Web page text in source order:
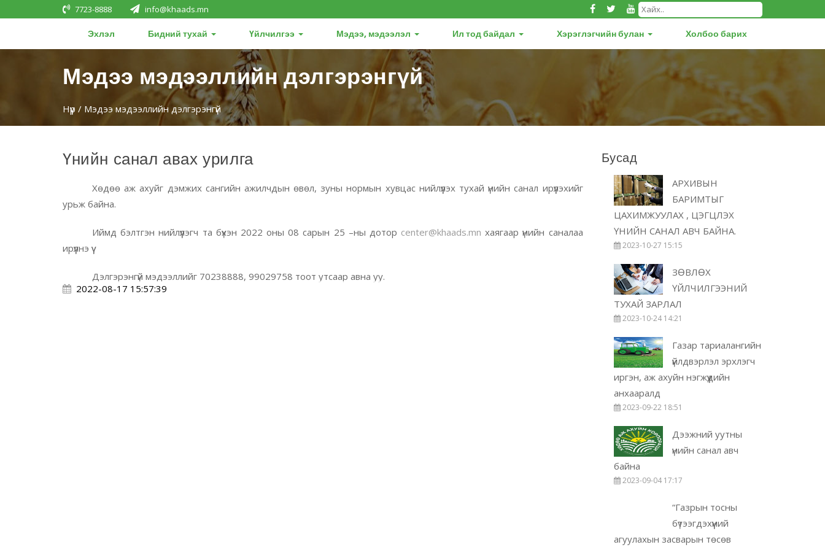
7723-8888 info@khaads.mn
Эхлэл Бидний тухай Үйлчилгээ Мэдээ, мэдээлэл Ил тод байдал Хэрэглэгчийн булан Холбоо барих
Мэдээ мэдээллийн дэлгэрэнгүй
Нүүр / Мэдээ мэдээллийн дэлгэрэнгүй
Үнийн санал авах урилга
Хөдөө аж ахуйг дэмжих сангийн ажилчдын өвөл, зуны нормын хувцас нийлүүлэх тухай үнийн санал ирүүлэхийг
урьж байна.
Иймд бэлтгэн нийлүүлэгч та бүхэн 2022 оны 08 сарын 25 –ны дотор center@khaads.mn хаягаар үнийн саналаа
ирүүлнэ үү
Дэлгэрэнгүй мэдээллийг 70238888, 99029758 тоот утсаар авна уу.
2022-08-17 15:57:39
Бусад
АРХИВЫН
БАРИМТЫГ
ЦАХИМЖУУЛАХ , ЦЭГЦЛЭХ
ҮНИЙН САНАЛ АВЧ БАЙНА.
2023-10-27 15:15
ЗӨВЛӨХ
ҮЙЛЧИЛГЭЭНИЙ
ТУХАЙ ЗАРЛАЛ
2023-10-24 14:21
Газар тариалангийн
үйлдвэрлэл эрхлэгч
иргэн, аж ахуйн нэгжүүдийн
анхааралд
2023-09-22 18:51
Дээжний уутны
үнийн санал авч
байна
2023-09-04 17:17
“Газрын тосны
бүтээгдэхүүний
агуулахын засварын төсөв